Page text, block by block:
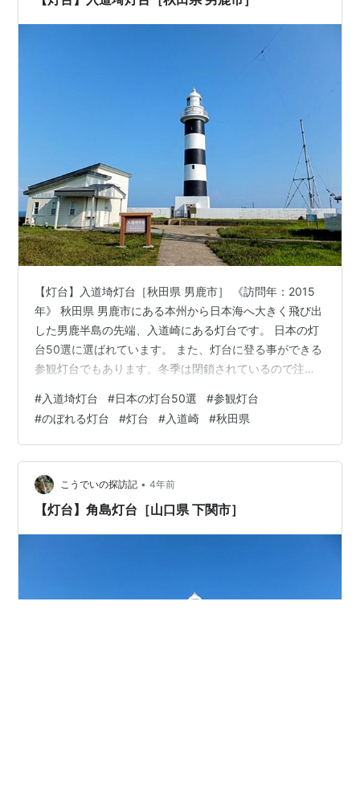
【灯台】入道埼灯台［秋田県 男鹿市］ 《訪問年：2015
年》 秋田県 男鹿市にある本州から日本海へ大きく飛び出
した男鹿半島の先端、入道崎にある灯台です。 日本の灯
台50選に選ばれています。 また、灯台に登る事ができる
参観灯台でもあります。冬季は閉鎖されているので注意
中に灯台がポツンと建っています。 北緯40度線上にある
日本海側の灯台で、同じく太平洋側には陸中黒埼灯台が
あります。 入道崎については下記から。
#入道埼灯台 #日本の灯台50選 #参観灯台
#のぼれる灯台 #灯台 #入道崎 #秋田県
こうでいの探訪記 • 4年前
【灯台】角島灯台［山口県 下関市］